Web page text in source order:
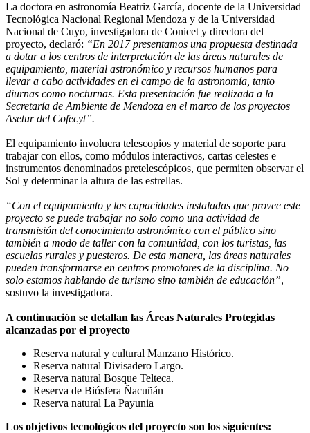
La doctora en astronomía Beatriz García, docente de la Universidad
Tecnológica Nacional Regional Mendoza y de la Universidad
Nacional de Cuyo, investigadora de Conicet y directora del
proyecto, declaró: “En 2017 presentamos una propuesta destinada
a dotar a los centros de interpretación de las áreas naturales de
equipamiento, material astronómico y recursos humanos para
llevar a cabo actividades en el campo de la astronomía, tanto
diurnas como nocturnas. Esta presentación fue realizada a la
Secretaría de Ambiente de Mendoza en el marco de los proyectos
Asetur del Cofecyt”.
El equipamiento involucra telescopios y material de soporte para
trabajar con ellos, como módulos interactivos, cartas celestes e
instrumentos denominados pretelescópicos, que permiten observar el
Sol y determinar la altura de las estrellas.
“Con el equipamiento y las capacidades instaladas que provee este
proyecto se puede trabajar no solo como una actividad de
transmisión del conocimiento astronómico con el público sino
también a modo de taller con la comunidad, con los turistas, las
escuelas rurales y puesteros. De esta manera, las áreas naturales
pueden transformarse en centros promotores de la disciplina. No
solo estamos hablando de turismo sino también de educación”,
sostuvo la investigadora.
A continuación se detallan las Áreas Naturales Protegidas
alcanzadas por el proyecto
Reserva natural y cultural Manzano Histórico.
Reserva natural Divisadero Largo.
Reserva natural Bosque Telteca.
Reserva de Biósfera Ñacuñán
Reserva natural La Payunia
Los objetivos tecnológicos del proyecto son los siguientes: